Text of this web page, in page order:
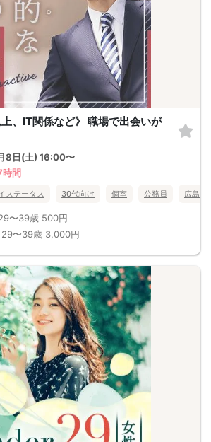
、IT関係など》 職場で出会いが
8日(土) 16:00〜
時間
ステータス 30代向け 個室 公務員 広島県
〜39歳 500円
29〜39歳 3,000円